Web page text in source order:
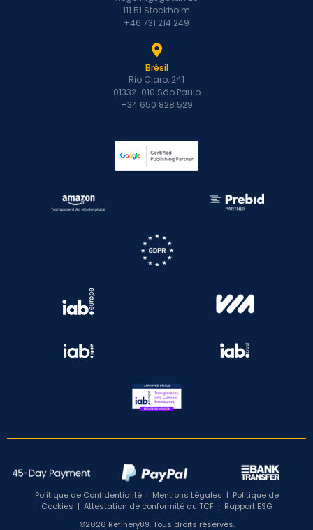
111 51 Stockholm
+46 731 214 249
Brésil
Rio Claro, 241
01332-010 São Paulo
+34 650 828 529
Politique de Confidentialité| Mentions Légales | Politique de
Cookies | Attestation de conformité au TCF| Rapport ESG
©2026 Refinery89. Tous droits réservés.